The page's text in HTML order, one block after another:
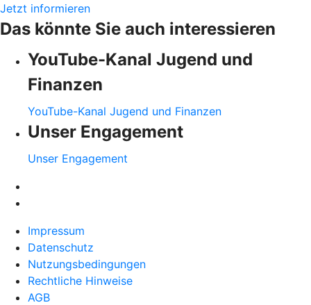
Jetzt informieren
Das könnte Sie auch interessieren
YouTube-Kanal Jugend und
Finanzen
YouTube-Kanal Jugend und Finanzen
Unser Engagement
Unser Engagement
Impressum
Datenschutz
Nutzungsbedingungen
Rechtliche Hinweise
AGB